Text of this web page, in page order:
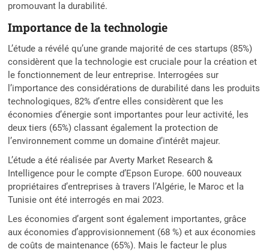
promouvant la durabilité.
Importance de la technologie
L’étude a révélé qu’une grande majorité de ces startups (85%)
considèrent que la technologie est cruciale pour la création et
le fonctionnement de leur entreprise. Interrogées sur
l’importance des considérations de durabilité dans les produits
technologiques, 82% d’entre elles considèrent que les
économies d’énergie sont importantes pour leur activité, les
deux tiers (65%) classant également la protection de
l’environnement comme un domaine d’intérêt majeur.
L’étude a été réalisée par Averty Market Research &
Intelligence pour le compte d’Epson Europe. 600 nouveaux
propriétaires d’entreprises à travers l’Algérie, le Maroc et la
Tunisie ont été interrogés en mai 2023.
Les économies d’argent sont également importantes, grâce
aux économies d’approvisionnement (68 %) et aux économies
de coûts de maintenance (65%). Mais le facteur le plus